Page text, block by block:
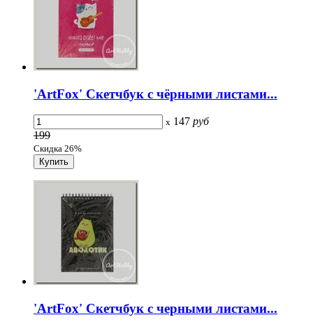
'ArtFox' Скетчбук с чёрными листами...
x 147 руб
199
Скидка 26%
'ArtFox' Скетчбук с черными листами...